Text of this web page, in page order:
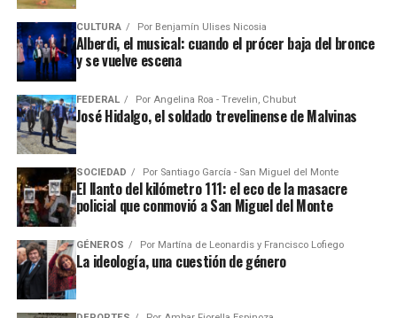
CULTURA Por Benjamín Ulises Nicosia
Alberdi, el musical: cuando el prócer baja del bronce
y se vuelve escena
FEDERAL Por Angelina Roa - Trevelin, Chubut
José Hidalgo, el soldado trevelinense de Malvinas
SOCIEDAD Por Santiago García - San Miguel del Monte
El llanto del kilómetro 111: el eco de la masacre
policial que conmovió a San Miguel del Monte
GÉNEROS Por Martína de Leonardis y Francisco Lofiego
La ideología, una cuestión de género